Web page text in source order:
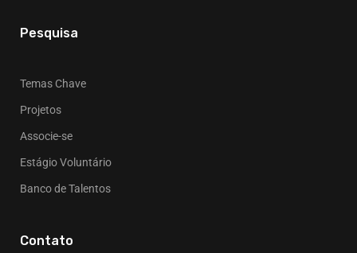
Pesquisa
Temas Chave
Projetos
Associe-se
Estágio Voluntário
Banco de Talentos
Contato